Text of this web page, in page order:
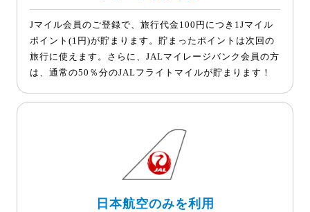
Jマイル会員のご登録で、旅行代金100円につき1Jマイル
ポイント(1円)が貯まります。貯まったポイントは次回の
旅行に使えます。さらに、JALマイレージバンク会員の方
は、通常の50％分のJALフライトマイルが貯まります！
日本航空のみを利用